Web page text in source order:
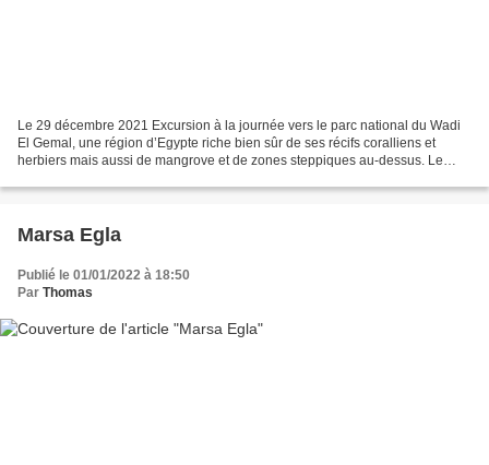
Le 29 décembre 2021 Excursion à la journée vers le parc national du Wadi
El Gemal, une région d’Egypte riche bien sûr de ses récifs coralliens et
herbiers mais aussi de mangrove et de zones steppiques au-dessus. Le
Marsa Egla
Publié le 01/01/2022 à 18:50
Par Thomas